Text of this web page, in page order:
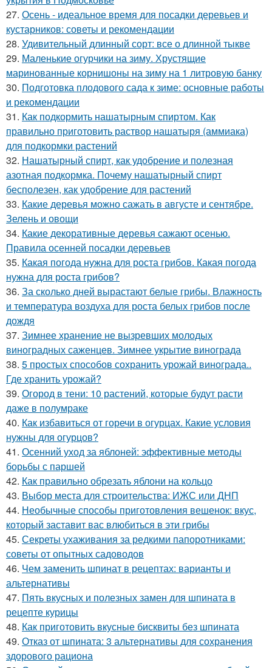
27. Осень - идеальное время для посадки деревьев и
кустарников: советы и рекомендации
28. Удивительный длинный сорт: все о длинной тыкве
29. Маленькие огурчики на зиму. Хрустящие
маринованные корнишоны на зиму на 1 литровую банку
30. Подготовка плодового сада к зиме: основные работы
и рекомендации
31. Как подкормить нашатырным спиртом. Как
правильно приготовить раствор нашатыря (аммиака)
для подкормки растений
32. Нашатырный спирт, как удобрение и полезная
азотная подкормка. Почему нашатырный спирт
бесполезен, как удобрение для растений
33. Какие деревья можно сажать в августе и сентябре.
Зелень и овощи
34. Какие декоративные деревья сажают осенью.
Правила осенней посадки деревьев
35. Какая погода нужна для роста грибов. Какая погода
нужна для роста грибов?
36. За сколько дней вырастают белые грибы. Влажность
и температура воздуха для роста белых грибов после
дождя
37. Зимнее хранение не вызревших молодых
виноградных саженцев. Зимнее укрытие винограда
38. 5 простых способов сохранить урожай винограда..
Где хранить урожай?
39. Огород в тени: 10 растений, которые будут расти
даже в полумраке
40. Как избавиться от горечи в огурцах. Какие условия
нужны для огурцов?
41. Осенний уход за яблоней: эффективные методы
борьбы с паршей
42. Как правильно обрезать яблони на кольцо
43. Выбор места для строительства: ИЖС или ДНП
44. Необычные способы приготовления вешенок: вкус,
который заставит вас влюбиться в эти грибы
45. Секреты ухаживания за редкими папоротниками:
советы от опытных садоводов
46. Чем заменить шпинат в рецептах: варианты и
альтернативы
47. Пять вкусных и полезных замен для шпината в
рецепте курицы
48. Как приготовить вкусные бисквиты без шпината
49. Отказ от шпината: 3 альтернативы для сохранения
здорового рациона